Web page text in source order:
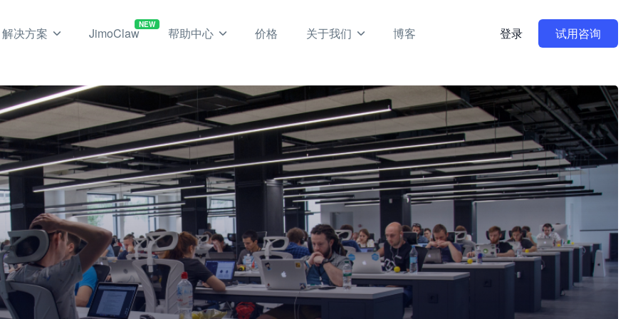
解决方案 JimoClaw
NEW
帮助中心 价格 关于我们 博客 登录 试用咨询